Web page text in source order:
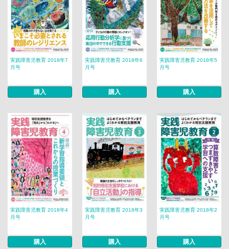
実践障害児教育 2018年7
月号
購入
実践障害児教育 2018年6
月号
購入
実践障害児教育 2018年5
月号
購入
実践障害児教育 2018年4
月号
購入
実践障害児教育 2018年3
月号
購入
実践障害児教育 2018年2
月号
購入